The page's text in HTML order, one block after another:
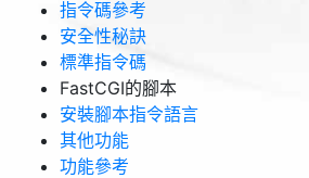
指令碼參考
安全性秘訣
標準指令碼
FastCGI的腳本
安裝腳本指令語言
其他功能
功能參考